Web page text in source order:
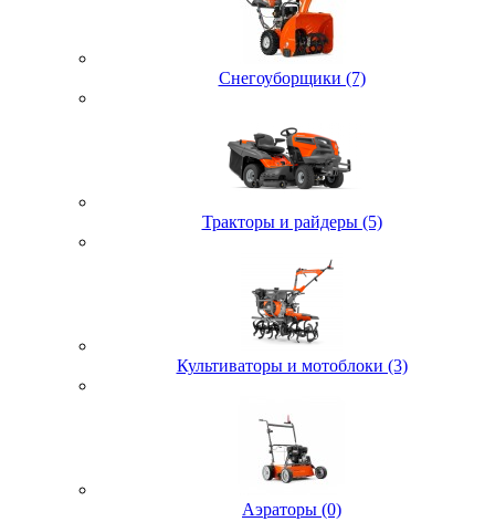
Снегоуборщики (7)
Тракторы и райдеры (5)
Культиваторы и мотоблоки (3)
Аэраторы (0)